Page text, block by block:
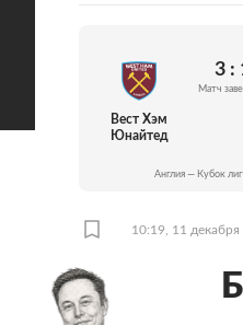
Вест Хэм
Юнайтед
3 :
Матч
Англия — Кубок
10:19, 11 декабря